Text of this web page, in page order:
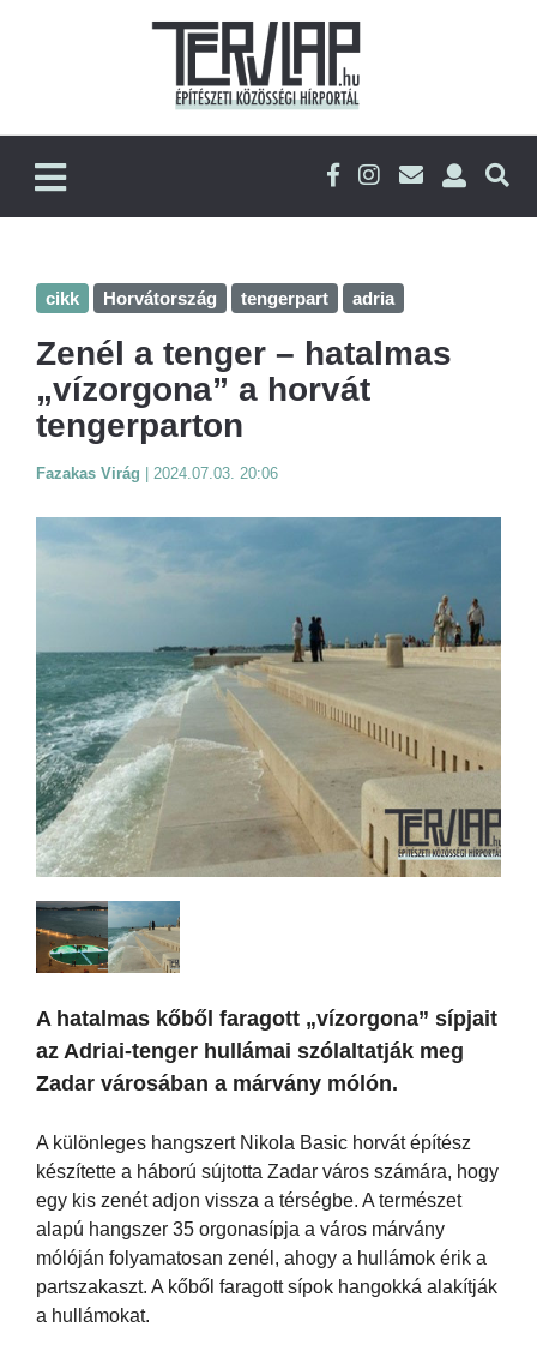
cikk Horvátország tengerpart adria
Zenél a tenger – hatalmas
„vízorgona” a horvát
tengerparton
Fazakas Virág 2024.07.03. 20:06
A hatalmas kőből faragott „vízorgona” sípjait
az Adriai-tenger hullámai szólaltatják meg
Zadar városában a márvány mólón.
A különleges hangszert Nikola Basic horvát építész
készítette a háború sújtotta Zadar város számára, hogy
egy kis zenét adjon vissza a térségbe. A természet
alapú hangszer 35 orgonasípja a város márvány
mólóján folyamatosan zenél, ahogy a hullámok érik a
partszakaszt. A kőből faragott sípok hangokká alakítják
a hullámokat.